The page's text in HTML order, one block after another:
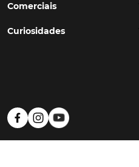
Comerciais
Curiosidades